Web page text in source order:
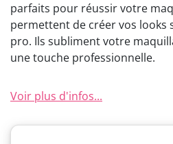
parfaits pour réussir votre
permettent de créer vos looks
pro. Ils subliment votre
une touche professionnelle.
Voir plus d'infos...